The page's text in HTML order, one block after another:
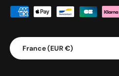
Moyens de paiement acceptés
Pays
France (EUR €)